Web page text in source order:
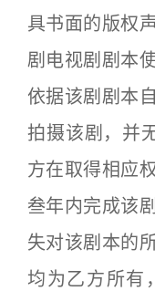
具书面的版权
剧电视剧剧本
依据该剧剧本
拍摄该剧，并
方在取得相应
叁年内完成该
失对该剧本的
均为乙方所有